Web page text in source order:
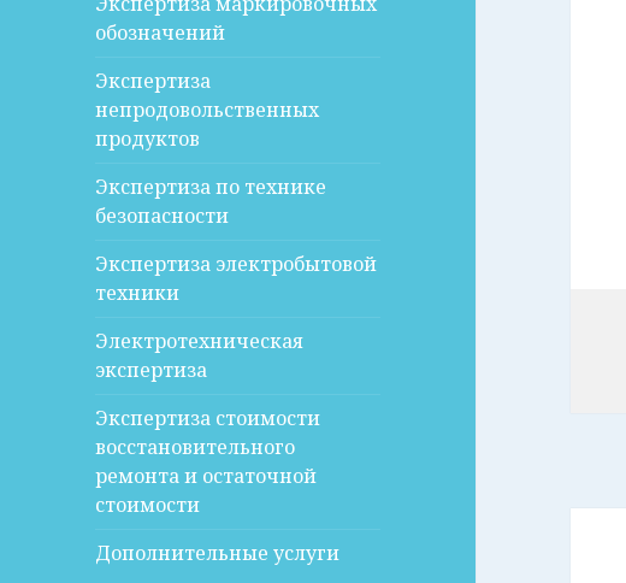
обозначений
Экспертиза
непродовольственных
продуктов
Экспертиза по технике
безопасности
Экспертиза электробытовой
техники
Электротехническая
экспертиза
Экспертиза стоимости
восстановительного
ремонта и остаточной
стоимости
Дополнительные услуги